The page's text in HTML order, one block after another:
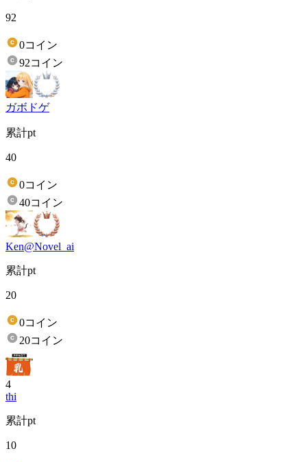
92
0コイン
92コイン
ガボドゲ
累計pt
40
0コイン
40コイン
Ken@Novel_ai
累計pt
20
0コイン
20コイン
4
thi
累計pt
10